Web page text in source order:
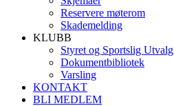
Reservere møterom
Skademelding
KLUBB
Styret og Sportslig Utvalg
Dokumentbibliotek
Varsling
KONTAKT
BLI MEDLEM